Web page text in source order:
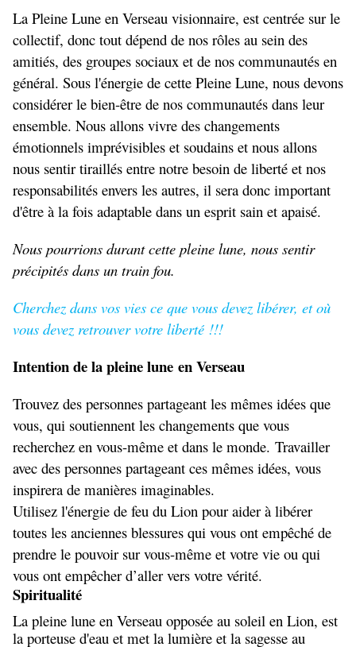
La Pleine Lune en Verseau visionnaire, est centrée sur le
collectif, donc tout dépend de nos rôles au sein des
amitiés, des groupes sociaux et de nos communautés en
général. Sous l'énergie de cette Pleine Lune, nous devons
considérer le bien-être de nos communautés dans leur
ensemble. Nous allons vivre des changements
émotionnels imprévisibles et soudains et nous allons
nous sentir tiraillés entre notre besoin de liberté et nos
responsabilités envers les autres, il sera donc important
d'être à la fois adaptable dans un esprit sain et apaisé.
Nous pourrions durant cette pleine lune, nous sentir
précipités dans un train fou.
Cherchez dans vos vies ce que vous devez libérer, et où
vous devez retrouver votre liberté !!!
Intention de la pleine lune en Verseau
Trouvez des personnes partageant les mêmes idées que
vous, qui soutiennent les changements que vous
recherchez en vous-même et dans le monde. Travailler
avec des personnes partageant ces mêmes idées, vous
inspirera de manières imaginables.
Utilisez l'énergie de feu du Lion pour aider à libérer
toutes les anciennes blessures qui vous ont empêché de
prendre le pouvoir sur vous-même et votre vie ou qui
vous ont empêcher d’aller vers votre vérité.
Spiritualité
La pleine lune en Verseau opposée au soleil en Lion, est
la porteuse d'eau et met la lumière et la sagesse au